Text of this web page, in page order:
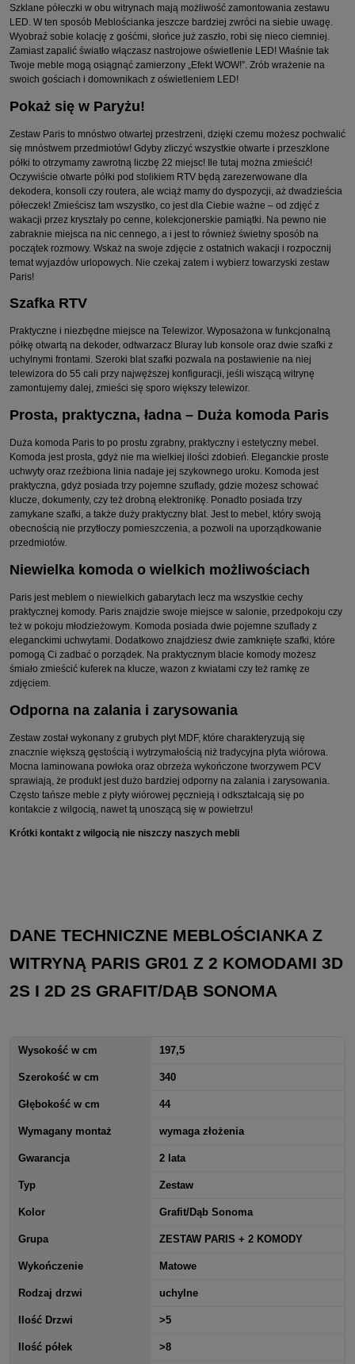
Szklane półeczki w obu witrynach mają możliwość zamontowania zestawu
LED. W ten sposób Meblościanka jeszcze bardziej zwróci na siebie uwagę.
Wyobraź sobie kolację z gośćmi, słońce już zaszło, robi się nieco ciemniej.
Zamiast zapalić światło włączasz nastrojowe oświetlenie LED! Właśnie tak
Twoje meble mogą osiągnąć zamierzony „Efekt WOW!”. Zrób wrażenie na
swoich gościach i domownikach z oświetleniem LED!
Pokaż się w Paryżu!
Zestaw Paris to mnóstwo otwartej przestrzeni, dzięki czemu możesz pochwalić
się mnóstwem przedmiotów! Gdyby zliczyć wszystkie otwarte i przeszklone
półki to otrzymamy zawrotną liczbę 22 miejsc! Ile tutaj można zmieścić!
Oczywiście otwarte półki pod stolikiem RTV będą zarezerwowane dla
dekodera, konsoli czy routera, ale wciąż mamy do dyspozycji, aż dwadzieścia
półeczek! Zmieścisz tam wszystko, co jest dla Ciebie ważne – od zdjęć z
wakacji przez kryształy po cenne, kolekcjonerskie pamiątki. Na pewno nie
zabraknie miejsca na nic cennego, a i jest to również świetny sposób na
początek rozmowy. Wskaż na swoje zdjęcie z ostatnich wakacji i rozpocznij
temat wyjazdów urlopowych. Nie czekaj zatem i wybierz towarzyski zestaw
Paris!
Szafka RTV
Praktyczne i niezbędne miejsce na Telewizor. Wyposażona w funkcjonalną
półkę otwartą na dekoder, odtwarzacz Bluray lub konsole oraz dwie szafki z
uchylnymi frontami. Szeroki blat szafki pozwala na postawienie na niej
telewizora do 55 cali przy najwęższej konfiguracji, jeśli wiszącą witrynę
zamontujemy dalej, zmieści się sporo większy telewizor.
Prosta, praktyczna, ładna – Duża komoda Paris
Duża komoda Paris to po prostu zgrabny, praktyczny i estetyczny mebel.
Komoda jest prosta, gdyż nie ma wielkiej ilości zdobień. Eleganckie proste
uchwyty oraz rzeźbiona linia nadaje jej szykownego uroku. Komoda jest
praktyczna, gdyż posiada trzy pojemne szuflady, gdzie możesz schować
klucze, dokumenty, czy też drobną elektronikę. Ponadto posiada trzy
zamykane szafki, a także duży praktyczny blat. Jest to mebel, który swoją
obecnością nie przytłoczy pomieszczenia, a pozwoli na uporządkowanie
przedmiotów.
Niewielka komoda o wielkich możliwościach
Paris jest meblem o niewielkich gabarytach lecz ma wszystkie cechy
praktycznej komody. Paris znajdzie swoje miejsce w salonie, przedpokoju czy
też w pokoju młodzieżowym. Komoda posiada dwie pojemne szuflady z
eleganckimi uchwytami. Dodatkowo znajdziesz dwie zamknięte szafki, które
pomogą Ci zadbać o porządek. Na praktycznym blacie komody możesz
śmiało zmieścić kuferek na klucze, wazon z kwiatami czy też ramkę ze
zdjęciem.
Odporna na zalania i zarysowania
Zestaw został wykonany z grubych płyt MDF, które charakteryzują się
znacznie większą gęstością i wytrzymałością niż tradycyjna płyta wiórowa.
Mocna laminowana powłoka oraz obrzeża wykończone tworzywem PCV
sprawiają, że produkt jest dużo bardziej odporny na zalania i zarysowania.
Często tańsze meble z płyty wiórowej pęcznieją i odkształcają się po
kontakcie z wilgocią, nawet tą unoszącą się w powietrzu!
Krótki kontakt z wilgocią nie niszczy naszych mebli
DANE TECHNICZNE MEBLOŚCIANKA Z
WITRYNĄ PARIS GR01 Z 2 KOMODAMI 3D
2S I 2D 2S GRAFIT/DĄB SONOMA
Wysokość w cm 197,5
Szerokość w cm 340
Głębokość w cm 44
Wymagany montaż wymaga złożenia
Gwarancja 2 lata
Typ Zestaw
Kolor Grafit/Dąb Sonoma
Grupa ZESTAW PARIS + 2 KOMODY
Wykończenie Matowe
Rodzaj drzwi uchylne
Ilość Drzwi >5
Ilość półek >8